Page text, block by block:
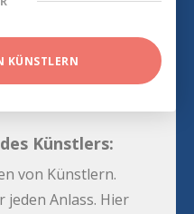
KÜNSTLERN
Künstlers:
von Künstlern.
jeden Anlass. Hier